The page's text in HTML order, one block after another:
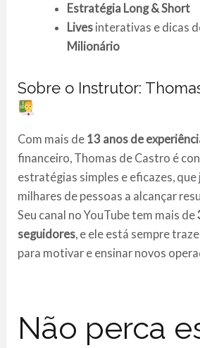
Estratégia Long & Short
Livesinterativas e dicas
Milionário
Sobre o Instrutor:
Com mais de 13 anos de
financeiro, Thomas de Castro é
estratégias simples e eficazes, que
milhares de pessoas a alcançar
Seu canal no YouTube tem mais de
seguidores, e ele está sempre
para motivar e ensinar novos
Não perca